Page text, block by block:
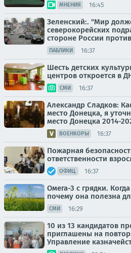
МНЕНИЯ 16:45
Зеленский:. "Мир
северокорейских
стороне России
ПАБЛИКИ 16:37
Шесть детских
центров откроется в
СМИ 16:37
Александр Сладков:
место Донецка, я
место Донецка 2014-
ВОЕНКОРЫ 16:37
Пожарная
ответственности
ОФИЦ. 16:37
Омега-3 с грядки.
почему она полезна
СМИ 16:29
10 из 13 кандидатов
приглашены на
Управление